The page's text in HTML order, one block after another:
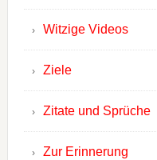
Witzige Videos
Ziele
Zitate und Sprüche
Zur Erinnerung